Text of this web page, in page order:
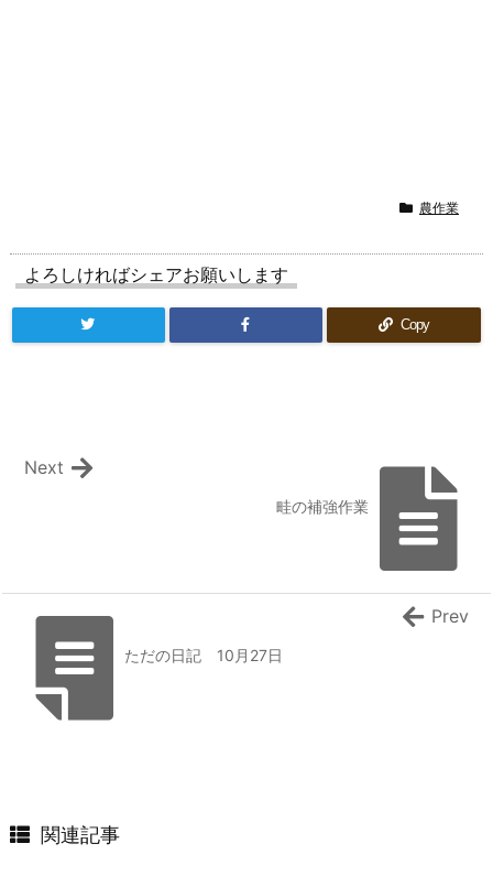
農作業
よろしければシェアお願いします
Copy
畦の補強作業
Next
ただの日記 10月27日
Prev
関連記事